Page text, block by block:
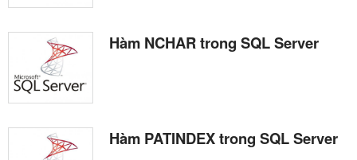
Hàm NCHAR trong SQL Server
Hàm PATINDEX trong SQL Server